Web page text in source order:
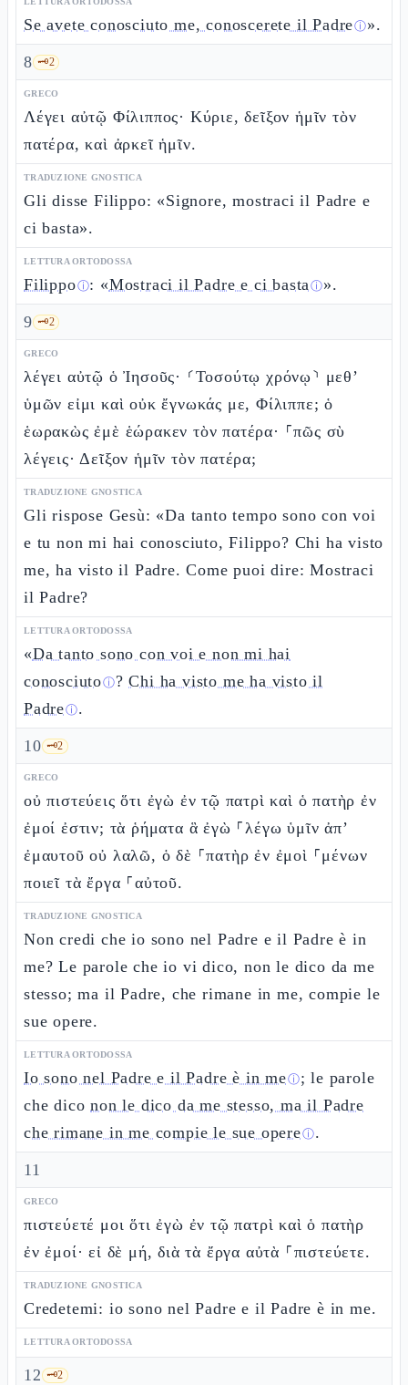
Se avete conosciuto me, conoscerete il Padreⓘ».
8 🗝️2
GRECO
Λέγει αὐτῷ Φίλιππος· Κύριε, δεῖξον ἡμῖν τὸν
πατέρα, καὶ ἀρκεῖ ἡμῖν.
TRADUZIONE GNOSTICA
Gli disse Filippo: «Signore, mostraci il Padre e
ci basta».
LETTURA ORTODOSSA
Filippoⓘ: «Mostraci il Padre e ci bastaⓘ».
9 🗝️2
GRECO
λέγει αὐτῷ ὁ Ἰησοῦς· ⸂Τοσούτῳ χρόνῳ⸃ μεθ’
ὑμῶν εἰμι καὶ οὐκ ἔγνωκάς με, Φίλιππε; ὁ
ἑωρακὼς ἐμὲ ἑώρακεν τὸν πατέρα· ⸀πῶς σὺ
λέγεις· Δεῖξον ἡμῖν τὸν πατέρα;
TRADUZIONE GNOSTICA
Gli rispose Gesù: «Da tanto tempo sono con voi
e tu non mi hai conosciuto, Filippo? Chi ha visto
me, ha visto il Padre. Come puoi dire: Mostraci
il Padre?
LETTURA ORTODOSSA
«Da tanto sono con voi e non mi hai
conosciutoⓘ?Chi ha visto me ha visto il
Padreⓘ.
10 🗝️2
GRECO
οὐ πιστεύεις ὅτι ἐγὼ ἐν τῷ πατρὶ καὶ ὁ πατὴρ ἐν
ἐμοί ἐστιν; τὰ ῥήματα ἃ ἐγὼ ⸀λέγω ὑμῖν ἀπ’
ἐμαυτοῦ οὐ λαλῶ, ὁ δὲ ⸀πατὴρ ἐν ἐμοὶ ⸀μένων
ποιεῖ τὰ ἔργα ⸀αὐτοῦ.
TRADUZIONE GNOSTICA
Non credi che io sono nel Padre e il Padre è in
me? Le parole che io vi dico, non le dico da me
stesso; ma il Padre, che rimane in me, compie le
sue opere.
LETTURA ORTODOSSA
Io sono nel Padre e il Padre è in meⓘ; le parole
che diconon le dico da me stesso, ma il Padre
che rimane in me compie le sue opereⓘ.
11
GRECO
πιστεύετέ μοι ὅτι ἐγὼ ἐν τῷ πατρὶ καὶ ὁ πατὴρ
ἐν ἐμοί· εἰ δὲ μή, διὰ τὰ ἔργα αὐτὰ ⸀πιστεύετε.
TRADUZIONE GNOSTICA
Credetemi: io sono nel Padre e il Padre è in me.
LETTURA ORTODOSSA
12 🗝️2